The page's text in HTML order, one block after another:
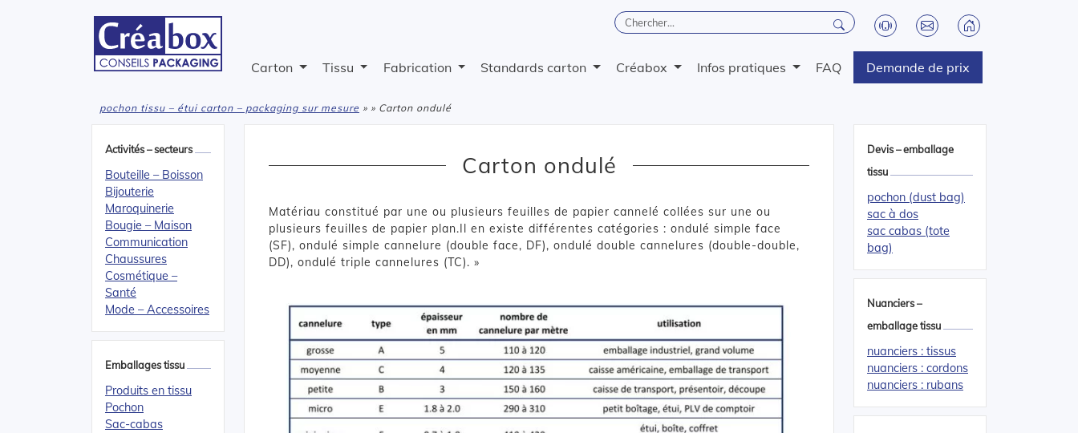
Carton Tissu Fabrication Standards carton Créabox Infos pratiques FAQ Demande de prix
pochon tissu – étui carton – packaging sur mesure » » Carton ondulé
Carton ondulé
Matériau constitué par une ou plusieurs feuilles de papier cannelé collées sur une ou
plusieurs feuilles de papier plan.Il en existe différentes catégories : ondulé simple face
(SF), ondulé simple cannelure (double face, DF), ondulé double cannelures (double-double,
DD), ondulé triple cannelures (TC). »
Activités – secteurs
Bouteille – Boisson
Bijouterie
Maroquinerie
Bougie – Maison
Communication
Chaussures
Cosmétique –
Santé
Mode – Accessoires
Emballages tissu
Produits en tissu
Pochon
Sac-cabas
Devis – emballage
tissu
pochon (dust bag)
sac à dos
sac cabas (tote
bag)
Nuanciers –
emballage tissu
nuanciers : tissus
nuanciers : cordons
nuanciers : rubans